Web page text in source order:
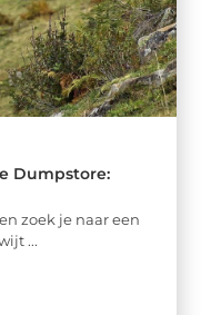
Dumpstore:
zoek je naar een
...